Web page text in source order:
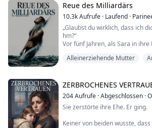
gewesen sei, verfolgte ihn noch
wieder, denn egal wie viele
hat, keine konnte ihn so
...
Reue des Milliardärs
10.3kAufrufe · Laufend ·
„Glaubst du wirklich, dass ich
hm?“
Vor fünf Jahren, als Sara in
verschwinden. Obwohl er das
Violet, trotz des Drucks seiner
Fünf Jahre später, als sie sich
Alleinerziehende Mutter
ZERBROCHENES
204Aufrufe ·Abgeschlossen ·
Sie zerstörte ihre Ehe. Er ging.
Keiner von beiden wusste,